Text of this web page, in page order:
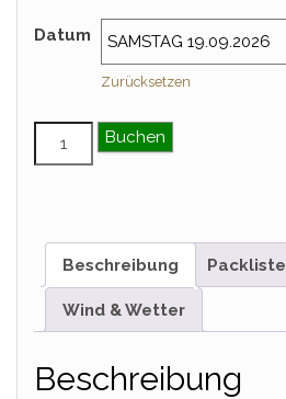
Datum
Zurücksetzen
Tagesritt – September Menge
Buchen
Beschreibung Packliste
Wind & Wetter
Beschreibung